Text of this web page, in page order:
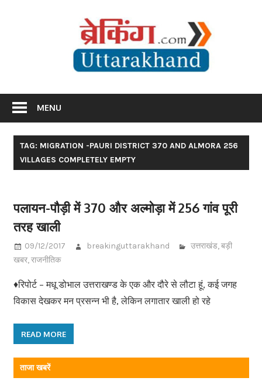
MENU
TAG: MIGRATION -PAURI DISTRICT 370 AND ALMORA 256
VILLAGES COMPLETELY EMPTY
पलायन-पौड़ी में 370 और अल्मोड़ा में 256 गांव पूरी
तरह खाली
09/12/2017 breakinguttarakhand उत्तराखंड,बड़ी
खबर,राजनीतिक
♦रिपोर्ट – मधू डोभाल उत्तराखण्ड के एक और दौरे से लौटा हूं, कई जगह
विकास देखकर मन प्रसन्न भी है, लेकिन लगातार खाली हो रहे
READ MORE
ताजा खबरें